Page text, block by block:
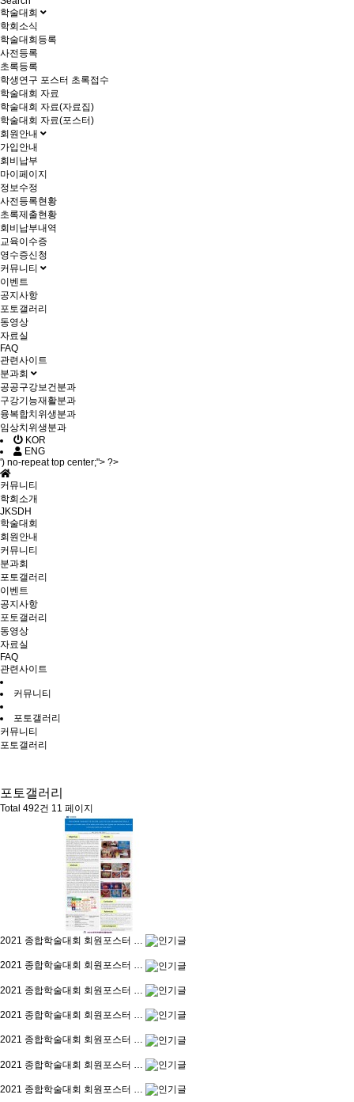
학술대회
학회소식
학술대회등록
사전등록
초록등록
학생연구 포스터 초록접수
학술대회 자료
학술대회 자료(자료집)
학술대회 자료(포스터)
회원안내
가입안내
회비납부
마이페이지
정보수정
사전등록현황
초록제출현황
회비납부내역
교육이수증
영수증신청
커뮤니티
이벤트
공지사항
포토갤러리
동영상
자료실
FAQ
관련사이트
분과회
공공구강보건분과
구강기능재활분과
융복합치위생분과
임상치위생분과
KOR
ENG
') no-repeat top center;"> ?>
커뮤니티
학회소개
JKSDH
학술대회
회원안내
커뮤니티
분과회
포토갤러리
이벤트
공지사항
포토갤러리
동영상
자료실
FAQ
관련사이트
커뮤니티
포토갤러리
커뮤니티
포토갤러리
포토갤러리
Total 492건 11 페이지
2021 종합학술대회 회원포스터 …
2021 종합학술대회 회원포스터 …
2021 종합학술대회 회원포스터 …
2021 종합학술대회 회원포스터 …
2021 종합학술대회 회원포스터 …
2021 종합학술대회 회원포스터 …
2021 종합학술대회 회원포스터 …